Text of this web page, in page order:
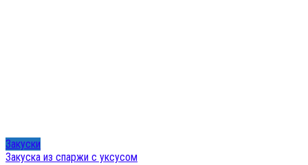
Закуски
Закуска из спаржи с уксусом